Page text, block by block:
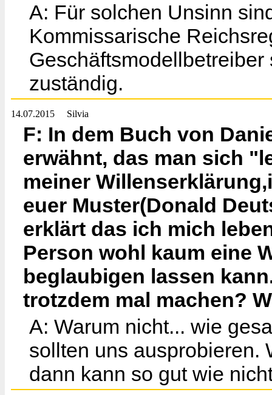
A: Für solchen Unsinn
Kommissarische
zuständig.
14.07.2015 Silvia
F: In dem Buch von
erwähnt, das man sich
meiner
euer Muster(Donald
erklärt das ich mich
Person wohl kaum eine
beglaubigen lassen
trotzdem mal machen?
A: Warum nicht... wie
sollten uns ausprobieren.
dann kann so gut wie